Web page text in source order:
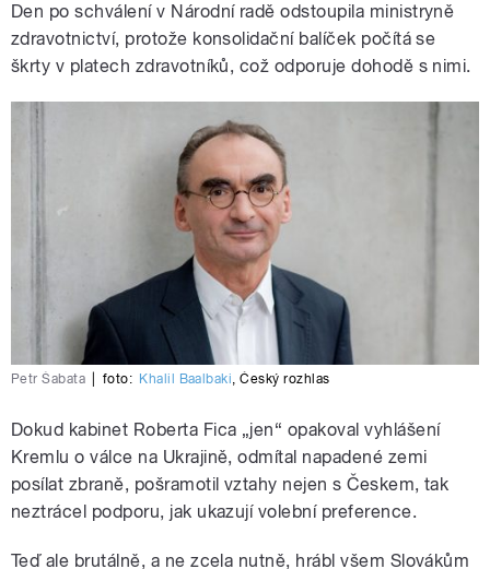
Den po schválení v Národní radě odstoupila ministryně
zdravotnictví, protože konsolidační balíček počítá se
škrty v platech zdravotníků, což odporuje dohodě s nimi.
Petr Šabata foto: Khalil Baalbaki,Český rozhlas
Dokud kabinet Roberta Fica „jen“ opakoval vyhlášení
Kremlu o válce na Ukrajině, odmítal napadené zemi
posílat zbraně, pošramotil vztahy nejen s Českem, tak
neztrácel podporu, jak ukazují volební preference.
Teď ale brutálně, a ne zcela nutně, hrábl všem Slovákům